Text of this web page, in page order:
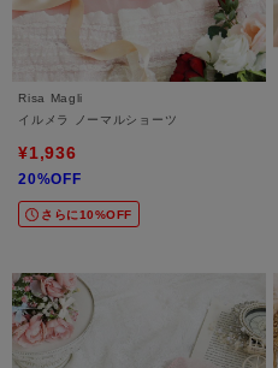
Risa Magli
イルメラ ノーマルショーツ
¥1,936
20%OFF
さらに10%OFF